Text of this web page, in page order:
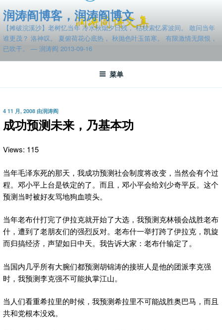
至
容
润涛阎博客，润涛阎博文
【摊破浣溪沙】老树忆当年 冷水秋烟夕日残， 枯枝索忆雾波间。 敢问当年
谁更茂？ 洛神叹。 夏俯荷花心底热， 秋抛色叶玉笛寒。 有限激情无限恨，
已吹干。 — 润涛阎 2013-09-16
菜单
发
于
4 11 月, 2008 由润涛阎
成功预测未来，乃基本功
Views: 115
当年毛泽东死的那天，我成功预测社会制度将改变，当然会有个过
程。邓小平上台是铁定的了。而且，邓小平会给刘少奇平反。这个
预测当时被好友骂地狗血喷头。
当年老布什打完了伊拉克就开始了大选，我预测克林顿会战胜老布
什，遭到了老朋友们的强烈反对。老布什一举打跨了伊拉克，凯旋
而归搞经济，声望如日中天。我告诉大家：老布什输定了。
当国内几乎所有大腕们都预测胡锦涛的接班人是他的团派李克强
时，我预测李克强不可能执掌江山。
当人们看重希拉里的时候，我预测希拉里不可能战胜奥巴马，而且
共和党根本没戏。